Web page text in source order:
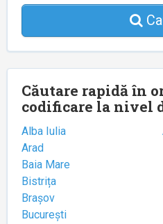
Căutare rapidă în
codificare la nivel
Alba Iulia
Arad
Baia Mare
Bistrița
Brașov
București